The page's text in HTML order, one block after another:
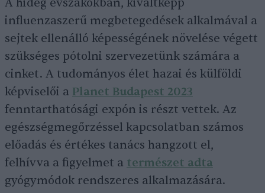
A hideg évszakokban, kiváltképp
influenzaszerű megbetegedések alkalmával a
sejtek ellenálló képességének növelése végett
szükséges pótolni szervezetünk számára a
cinket. A tudományos élet hazai és külföldi
képviselői a Planet Budapest 2023
fenntarthatósági expón is részt vettek. Az
egészségmegőrzéssel kapcsolatban számos
előadás és értékes tanács hangzott el,
felhívva a figyelmet a természet adta
gyógymódok rendszeres alkalmazására.